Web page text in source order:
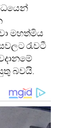
මහත්මිය
රැවටී
බවයි.